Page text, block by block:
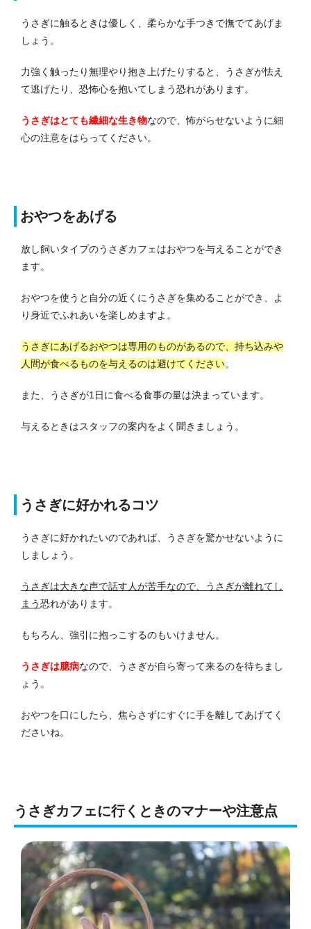
うさぎに触るときは優しく、柔らかな手つきで撫でてあげま
しょう。
力強く触ったり無理やり抱き上げたりすると、うさぎが怯え
て逃げたり、恐怖心を抱いてしまう恐れがあります。
うさぎはとても繊細な生き物なので、怖がらせないように細
心の注意をはらってください。
おやつをあげる
放し飼いタイプのうさぎカフェはおやつを与えることができ
ます。
おやつを使うと自分の近くにうさぎを集めることができ、よ
り身近でふれあいを楽しめますよ。
うさぎにあげるおやつは専用のものがあるので、持ち込みや
人間が食べるものを与えるのは避けてください。
また、うさぎが1日に食べる食事の量は決まっています。
与えるときはスタッフの案内をよく聞きましょう。
うさぎに好かれるコツ
うさぎに好かれたいのであれば、うさぎを驚かせないように
しましょう。
うさぎは大きな声で話す人が苦手なので、うさぎが離れてし
まう恐れがあります。
もちろん、強引に抱っこするのもいけません。
うさぎは臆病なので、うさぎが自ら寄って来るのを待ちまし
ょう。
おやつを口にしたら、焦らさずにすぐに手を離してあげてく
ださいね。
うさぎカフェに行くときのマナーや注意点